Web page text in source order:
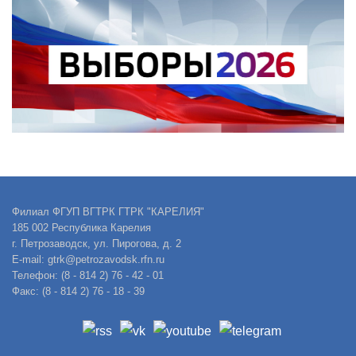
Филиал ФГУП ВГТРК ГТРК "КАРЕЛИЯ"
185 002 Республика Карелия
г. Петрозаводск, ул. Пирогова, д. 2
E-mail: gtrk@petrozavodsk.rfn.ru
Телефон: (8 - 814 2) 76 - 42 - 01
Факс: (8 - 814 2) 76 - 18 - 39